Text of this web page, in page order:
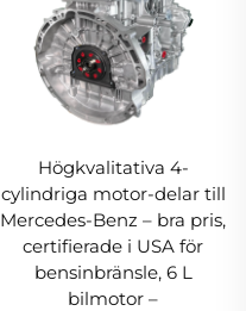
Högkvalitativa 4-
cylindriga motor-delar till
Mercedes-Benz – bra pris,
certifierade i USA för
bensinbränsle, 6 L
bilmotor –